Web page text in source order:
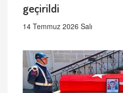
geçirildi
14 Temmuz 2026 Salı